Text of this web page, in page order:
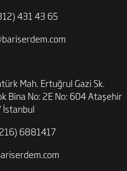
431 43 65
Mah. Ertuğrul Gazi Sk.
Bina No: 2E No: 604 Ataşehir
İstanbul
6881417